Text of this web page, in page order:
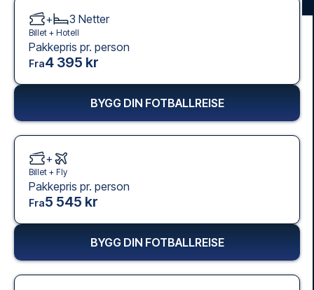
+ 3 Netter
Billet + Hotell
Pakkepris pr. person
Fra4 395 kr
BYGG DIN FOTBALLREISE
+
Billet + Fly
Pakkepris pr. person
Fra5 545 kr
BYGG DIN FOTBALLREISE